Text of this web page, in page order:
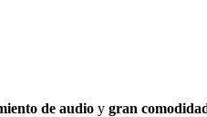
de audio y gran